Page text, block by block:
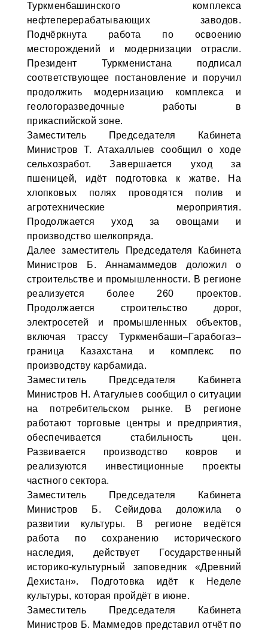
Туркменбашинского комплекса
нефтеперерабатывающих заводов.
Подчёркнута работа по освоению
месторождений и модернизации отрасли.
Президент Туркменистана подписал
соответствующее постановление и поручил
продолжить модернизацию комплекса и
геологоразведочные работы в
прикаспийской зоне.
Заместитель Председателя Кабинета
Министров Т. Атахаллыев сообщил о ходе
сельхозработ. Завершается уход за
пшеницей, идёт подготовка к жатве. На
хлопковых полях проводятся полив и
агротехнические мероприятия.
Продолжается уход за овощами и
производство шелкопряда.
Далее заместитель Председателя Кабинета
Министров Б. Аннамаммедов доложил о
строительстве и промышленности. В регионе
реализуется более 260 проектов.
Продолжается строительство дорог,
электросетей и промышленных объектов,
включая трассу Туркменбаши–Гарабогаз–
граница Казахстана и комплекс по
производству карбамида.
Заместитель Председателя Кабинета
Министров Н. Атагулыев сообщил о ситуации
на потребительском рынке. В регионе
работают торговые центры и предприятия,
обеспечивается стабильность цен.
Развивается производство ковров и
реализуются инвестиционные проекты
частного сектора.
Заместитель Председателя Кабинета
Министров Б. Сейидова доложила о
развитии культуры. В регионе ведётся
работа по сохранению исторического
наследия, действует Государственный
историко-культурный заповедник «Древний
Дехистан». Подготовка идёт к Неделе
культуры, которая пройдёт в июне.
Заместитель Председателя Кабинета
Министров Б. Маммедов представил отчёт по